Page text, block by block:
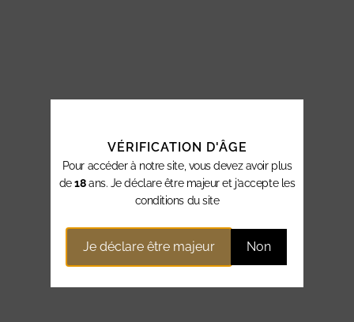
VÉRIFICATION D'ÂGE
Pour accéder à notre site, vous devez avoir plus
de18ans. Je déclare être majeur et j’accepte les
conditions du site
Je déclare être majeur Non